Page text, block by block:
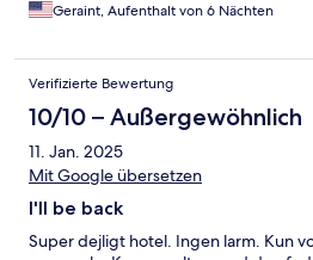
Geraint, Aufenthalt von 6 Nächten
Verifizierte Bewertung
10/10 – Außergewöhnlich
11. Jan. 2025
Mit Google übersetzen
I'll be back
Super dejligt hotel. Ingen larm. Kun